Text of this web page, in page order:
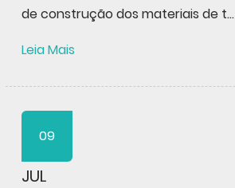
de construção dos materiais de t...
Leia Mais
09
JUL